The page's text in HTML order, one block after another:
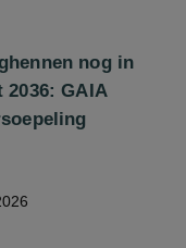
nog in
2036: GAIA